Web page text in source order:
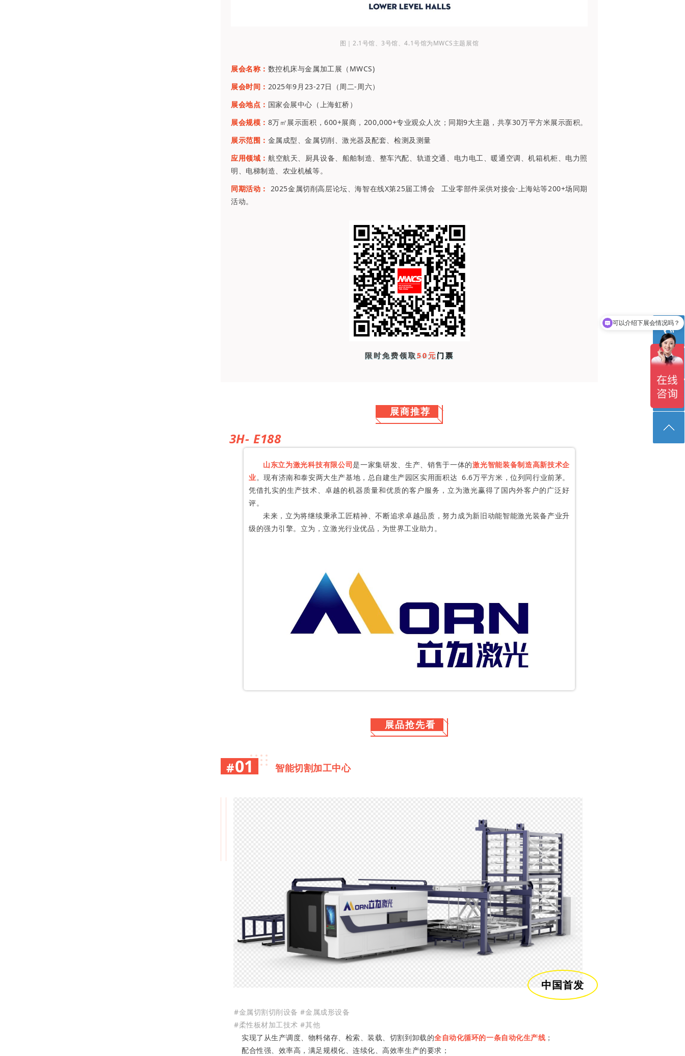
图｜2.1号馆、3号馆、4.1号馆为MWCS主题展馆
展会名称： 数控机床与金属加工展（MWCS)
展会时间： 2025年9月23-27日（周二-周六）
展会地点： 国家会展中心（上海虹桥）
展会规模： 8万㎡展示面积，600+展商，200,000+专业观众人次；同期9大主题，共享30万平方米展示面积。
展示范围： 金属成型、金属切削、激光器及配套、检测及测量
应用领域： 航空航天、厨具设备、船舶制造、整车汽配、轨道交通、电力电工、暖通空调、机箱机柜、电力照
明、电梯制造、农业机械等。
同期活动： 2025金属切削高层论坛、海智在线X第25届工博会
工业零部件采供对接会·上海站等200+场同期
活动。
限时免费领取50元门票
展商推荐
3H- E188
山东立为激光科技有限公司是一家集研发、生产、销售于一体的激光智能装备制造高新技术企
业。现有济南和泰安两大生产基地，总自建生产园区实用面积达 6.6万平方米，位列同行业前茅。
凭借扎实的生产技术、卓越的机器质量和优质的客户服务，立为激光赢得了国内外客户的广泛好
评。
未来，立为将继续秉承工匠精神、不断追求卓越品质，努力成为新旧动能智能激光装备产业升
级的强力引擎。立为，立激光行业优品，为世界工业助力。
展品抢先看
#01 智能切割加工中心
中国首发
#金属切割切削设备 #金属成形设备
#柔性板材加工技术 #其他
实现了从生产调度、物料储存、检索、装载、切割到卸载的全自动化循环的一条自动化生产线 ；
配合性强、效率高，满足规模化、连续化、高效率生产的要求；
你们是怎么收费的呢